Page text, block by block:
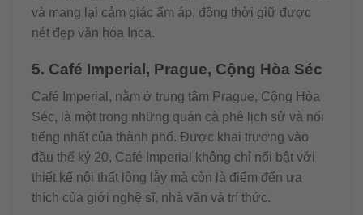
và mang lại cảm giác ấm áp, đồng thời giữ được
nét đẹp văn hóa Inca.
5. Café Imperial, Prague, Cộng Hòa Séc
Café Imperial, nằm ở trung tâm Prague, Cộng Hòa
Séc, là một trong những quán cà phê lịch sử và nổi
tiếng nhất của thành phố. Được khai trương vào
đầu thế kỷ 20, Café Imperial không chỉ nổi bật với
thiết kế nội thất lộng lẫy mà còn là điểm đến ưa
thích của giới nghệ sĩ, nhà văn và trí thức.